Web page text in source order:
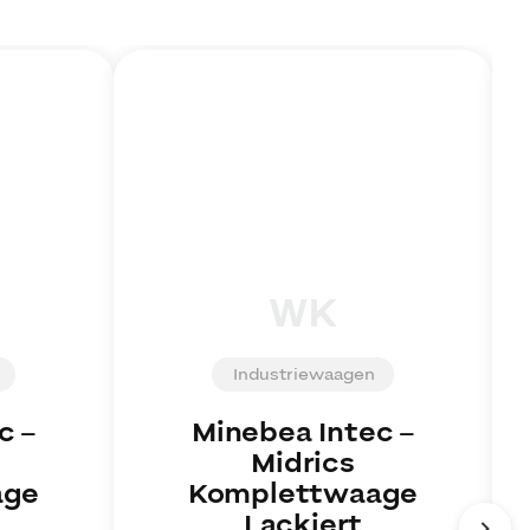
–
Industriewaagen
Minebea Intec–
Midrics
Komplettwaage